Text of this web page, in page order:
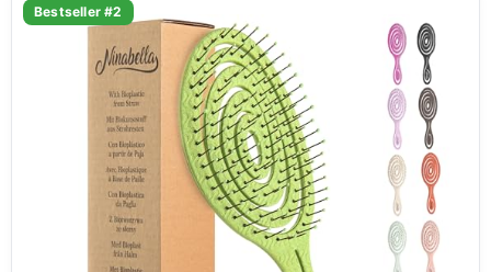
Bestseller #2